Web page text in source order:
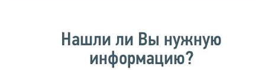
Нашли ли Вы нужную
информацию?